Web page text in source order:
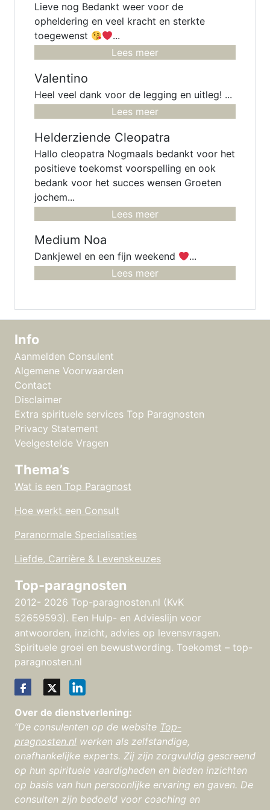
Lieve nog Bedankt weer voor de
opheldering en veel kracht en sterkte
toegewenst
...
Lees meer
Valentino
Heel veel dank voor de legging en uitleg! ...
Lees meer
Helderziende Cleopatra
Hallo cleopatra Nogmaals bedankt voor het
positieve toekomst voorspelling en ook
bedank voor het succes wensen Groeten
jochem...
Lees meer
Medium Noa
Dankjewel en een fijn weekend
...
Lees meer
Info
Aanmelden Consulent
Algemene Voorwaarden
Contact
Disclaimer
Extra spirituele services Top Paragnosten
Privacy Statement
Veelgestelde Vragen
Thema’s
Wat is een Top Paragnost
Hoe werkt een Consult
Paranormale Specialisaties
Liefde, Carrière & Levenskeuzes
Top-paragnosten
2012- 2026 Top-paragnosten.nl (KvK
52659593). Een Hulp- en Advieslijn voor
antwoorden, inzicht, advies op levensvragen.
Spirituele groei en bewustwording. Toekomst – top-
paragnosten.nl
Over de dienstverlening:
“De consulenten op de website Top-
pragnosten.nl werken als zelfstandige,
onafhankelijke experts. Zij zijn zorgvuldig gescreend
op hun spirituele vaardigheden en bieden inzichten
op basis van hun persoonlijke ervaring en gaven. De
consulten zijn bedoeld voor coaching en